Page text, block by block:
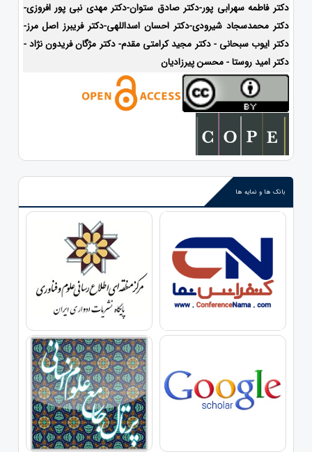
دکتر فاطمه سهرابی پور-دکتر صادق ستوان-دکتر مهدی نبی پور افروزی-
دکتر محمدسجاد شیرودی-دکتر احسان اسداللهی-دکتر فریبرز اصل مرز-
دکتر ایوب سبحانی - دکتر مجید کرامتی مقدم- دکتر مژگان فریدون نژاد -
دکتر امید روستا - محسن پیرزادیان
بانک ها و نمایه ها